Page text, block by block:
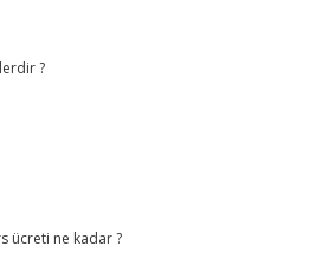
?
ücreti ne kadar ?